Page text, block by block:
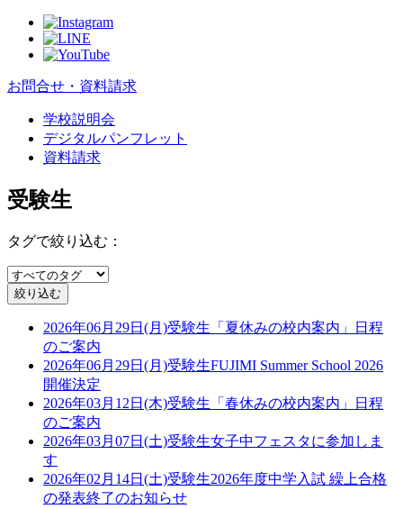
お問合せ・資料請求
学校説明会
デジタルパンフレット
資料請求
受験生
タグで絞り込む：
2026年06月29日(月)受験生 「夏休みの校内案内」日程
のご案内
2026年06月29日(月)受験生FUJIMI Summer School 2026
開催決定
2026年03月12日(木)受験生 「春休みの校内案内」日程
のご案内
2026年03月07日(土)受験生女子中フェスタに参加しま
す
2026年02月14日(土)受験生2026年度中学入試 繰上合格
の発表終了のお知らせ